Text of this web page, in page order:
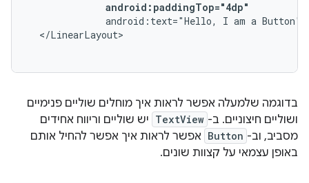
android:paddingTop="4dp"
android:text="Hello,
I am a Button"
בדוגמה שלמעלה אפשר לראות איך מוחלים שוליים פנימיים
ושוליים חיצוניים. ב- TextView יש שוליים וריווח אחידים
מסביב, וב- Button אפשר לראות איך אפשר להחיל אותם
באופן עצמאי על קצוות שונים.